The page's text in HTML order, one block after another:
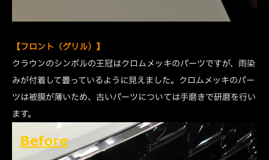
【フロント（グリル）】
クラウンのシンボルの王冠はクロムメッキのパーツですが、雨染
みが付着して曇っているように見えました。クロムメッキのパー
ツは被膜が薄いため、古いパーツについては手磨きで研磨を行い
ます。